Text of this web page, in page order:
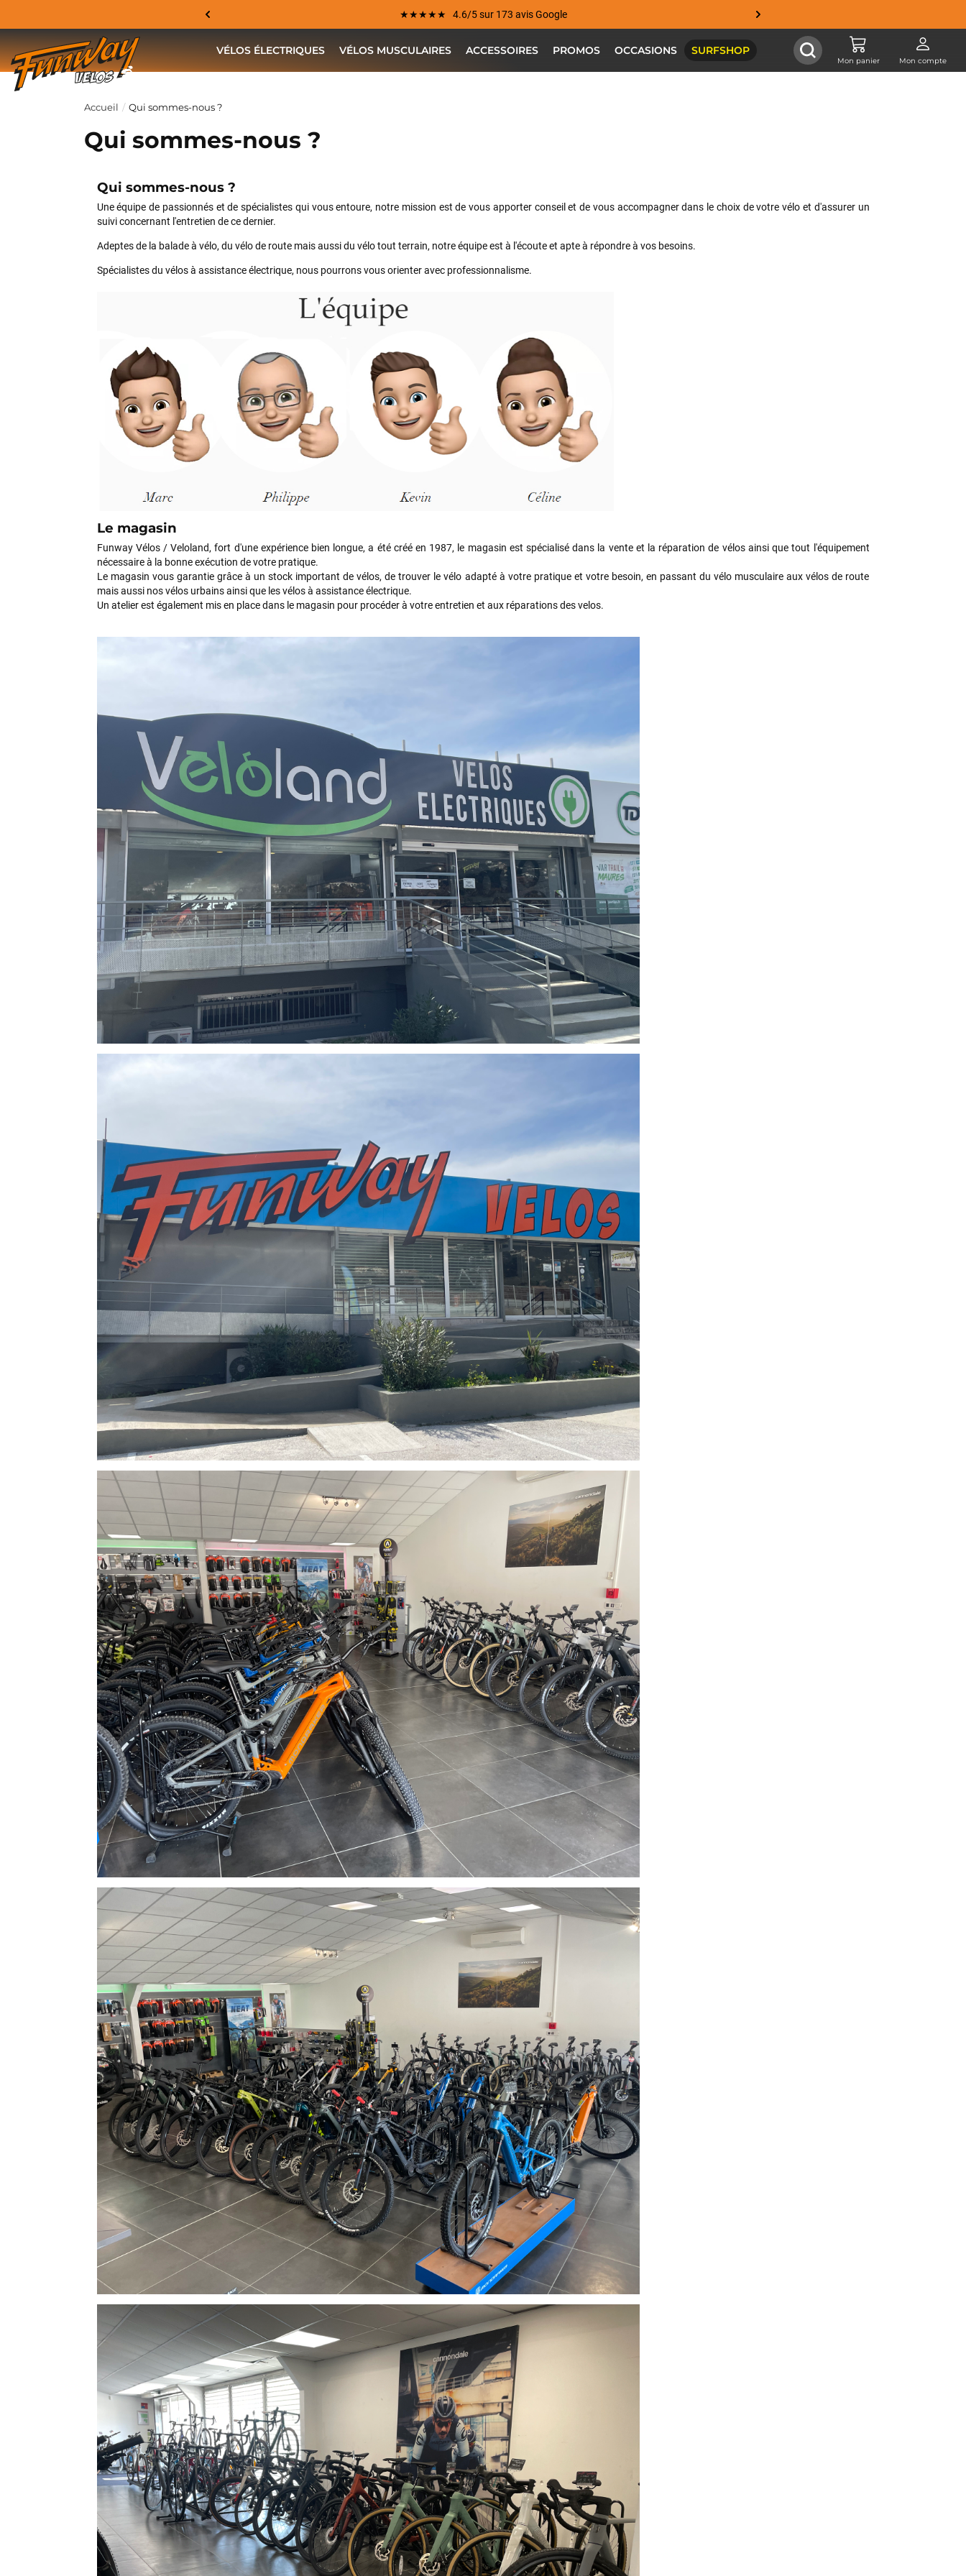
★★★★★ 4.6/5 sur 173 avis Google
VÉLOS ÉLECTRIQUES VÉLOS MUSCULAIRES ACCESSOIRES PROMOS OCCASIONS SURFSHOP
Mon panier Mon compte
Accueil Qui sommes-nous ?
Qui sommes-nous ?
Qui sommes-nous ?
Une équipe de passionnéset de spécialistes qui vous entoure, notre mission est de vous apporter conseil et de vous accompagner dans le choix de votre vélo et d'assurer un
suivi concernant l'entretien de ce dernier.
Adeptes de la balade à vélo, du vélo de route mais aussi du vélo tout terrain, notre équipe est à l'écoute et apte à répondre à vos besoins.
Spécialistes du vélos à assistance électrique, nous pourrons vous orienter avec professionnalisme.
Le magasin
Funway Vélos / Veloland, fort d'une expérience bien longue, a été créé en 1987, le magasin est spécialisé dans la vente et la réparation de vélos ainsi que tout l'équipement
nécessaire à la bonneexécution de votre pratique.
Le magasin vous garantie grâce à un stock important de vélos, de trouver le vélo adapté à votre pratique et votre besoin, en passant du vélo musculaire aux vélos de route
mais aussi nos vélos urbains ainsi que les vélos à assistance électrique.
Un atelier est également mis en place dans le magasin pour procéder à votre entretien et aux réparations des velos.
Votre satisfaction est notre priorité !
Découvrez quelques uns de vos
commentaires laissés sur Google
Jean-Marc TAMAYO
il y a 2 semaines
J'ai acheté un Mondraker Chaser chez Funway Vélo à La Garde en
octobre 2024 et, dès le départ, j'ai été très satisfait de mon achat.
J'avais d'ailleurs recommandé cette enseigne à plusieurs amis, dont
cinq ont finalement acheté le même modèle. J'ai ensuite rencontré une
série de problèmes techniques sur mon VTT, qui ont nécessité plusieurs
passages en atelier et un retour du moteur chez Bosch dans le cadre de
la garantie. Cette période a été un peu compliquée, principalement en
raison de délais plus longs que prévu et d'un manque de
communication sur l'avancement de mon dossier. Depuis, la situation a
été reprise en main. L'équipe de Funway a fait le nécessaire pour
résoudre définitivement les problèmes de mon vélo et a su reconnaître
les difficultés rencontrées. J'apprécie particulièrement le fait qu'ils aient
finalement fait preuve de professionnalisme et qu'ils aient tout mis en
œuvre pour que je récupère un vélo parfaitement fonctionnel.
Aujourd'hui, je peux de nouveau profiter pleinement de mon Mondraker
Chaser et je tiens à souligner que Funway a su corriger la situation. Je
pense qu'il est important de savoir reconnaître lorsqu'une enseigne fait
les efforts nécessaires pour satisfaire son client. Merci à toute l'équipe
de Funway Vélo. Je leur souhaite une bonne continuation.
Jarod CUVELIER
il y a un mois
Je suis arrivé au magasin assez tardivement et plutôt en précipitation
pour pouvoir régler un souci sur mon dérailleur. Logan m’a très bien
accueilli et après lui avoir expliqué le problème, il a directement pris mon
vélo en charge pour le régler rapidement. Cela a pris plus de 25 minutes
pour cela mais il a pris le temps d’être sûr que cela fonctionne
correctement malgré l’heure tardive. Encore merci à Logan pour sa
rapidité et son professionnalisme.
Philippe Zeb
il y a 2 mois
J'ai commandé un VAE Bulls Copperhead à un très bon prix. La
livraison a été faite en respectant mes instructions (livraison différée
cause absence). Le vélo était très bien emballé et en excellent état. Un
pb de clefs manquantes à la livraison a été traité efficacement par le
SAV dans les meilleurs délais. Tous les contacts ont été bien suivis,
l'équipe est sympa et réactive
VOIR TOUS LES AVIS LAISSER UN AVIS